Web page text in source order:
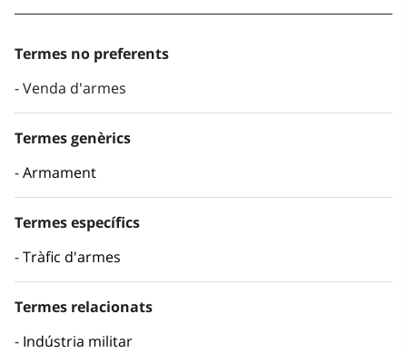
Termes no preferents
Venda d'armes
Termes genèrics
Armament
Termes específics
Tràfic d'armes
Termes relacionats
Indústria militar